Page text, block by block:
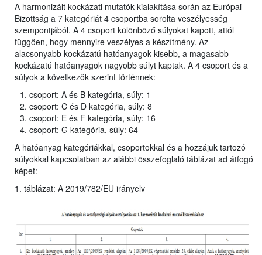
A harmonizált kockázati mutatók kialakítása során az Európai
Bizottság a 7 kategóriát 4 csoportba sorolta veszélyesség
szempontjából. A 4 csoport különböző súlyokat kapott, attól
függően, hogy mennyire veszélyes a készítmény. Az
alacsonyabb kockázatú hatóanyagok kisebb, a magasabb
kockázatú hatóanyagok nagyobb súlyt kaptak. A 4 csoport és a
súlyok a következők szerint történnek:
csoport: A és B kategória, súly: 1
csoport: C és D kategória, súly: 8
csoport: E és F kategória, súly: 16
csoport: G kategória, súly: 64
A hatóanyag kategóriákkal, csoportokkal és a hozzájuk tartozó
súlyokkal kapcsolatban az alábbi összefoglaló táblázat ad átfogó
képet:
1. táblázat: A 2019/782/EU irányelv